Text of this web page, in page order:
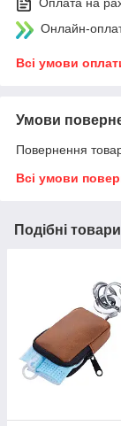
Оплата на
Онлайн-
Всі умови
Умови
Повернення
Всі умови
Подібні